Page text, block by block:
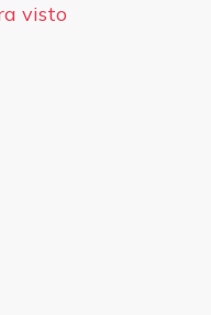
visto